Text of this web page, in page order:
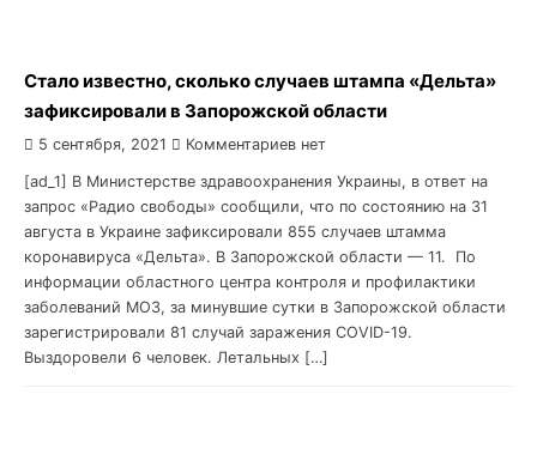
Стало известно, сколько случаев штампа «Дельта»
зафиксировали в Запорожской области
5 сентября, 2021 Комментариев нет
[ad_1] В Министерстве здравоохранения Украины, в ответ на
запрос «Радио свободы» сообщили, что по состоянию на 31
августа в Украине зафиксировали 855 случаев штамма
коронавируса «Дельта». В Запорожской области — 11. По
информации областного центра контроля и профилактики
заболеваний МОЗ, за минувшие сутки в Запорожской области
зарегистрировали 81 случай заражения COVID-19.
Выздоровели 6 человек. Летальных […]